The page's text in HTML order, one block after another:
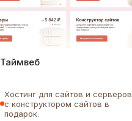
Таймвеб
Хостинг для сайтов и серверов
с конструктором сайтов в
подарок.